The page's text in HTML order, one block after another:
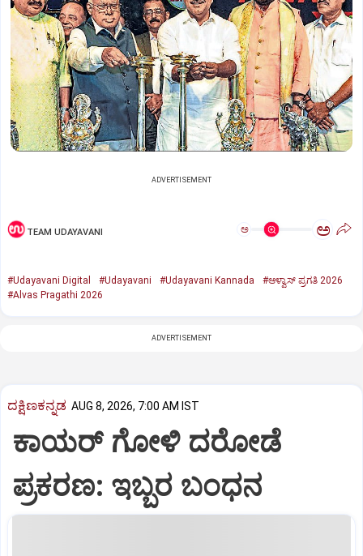
ADVERTISEMENT
TEAM UDAYAVANI ಅ ಅ
#Udayavani Digital #Udayavani #Udayavani Kannada
#ಆಳ್ವಾಸ್‌ ಪ್ರಗತಿ 2026
#Alvas Pragathi 2026
ADVERTISEMENT
ದಕ್ಷಿಣಕನ್ನಡ AUG 8, 2026, 7:00 AM IST
ಕಾಯರ್ ಗೋಳಿ ದರೋಡೆ
ಪ್ರಕರಣ: ಇಬ್ಬರ ಬಂಧನ